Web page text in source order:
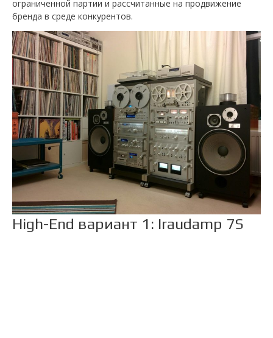
ограниченной партии и рассчитанные на продвижение
бренда в среде конкурентов.
High-End вариант 1: Iraudamp 7S